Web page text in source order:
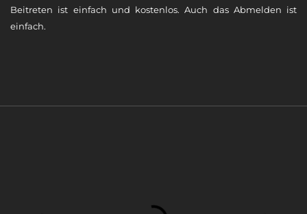
Beitreten ist einfach und kostenlos. Auch das Abmelden ist
einfach.